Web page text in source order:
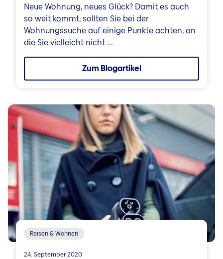
Neue Wohnung, neues Glück? Damit es auch
so weit kommt, sollten Sie bei der
Wohnungssuche auf einige Punkte achten, an
die Sie vielleicht nicht ...
Zum Blogartikel
Reisen & Wohnen
24. September 2020